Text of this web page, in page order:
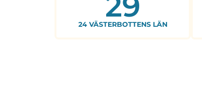
24 VÄSTERBOTTENS LÄN